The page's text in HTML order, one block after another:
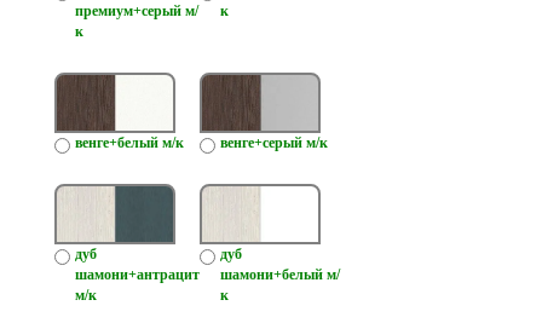
премиум+серый м/
к
к
венге+белый м/к венге+серый м/к
дуб
шамони+антрацит
м/к
дуб
шамони+белый м/
к